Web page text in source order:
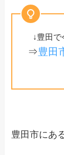
↓豊田
⇒豊田
豊田市にあ